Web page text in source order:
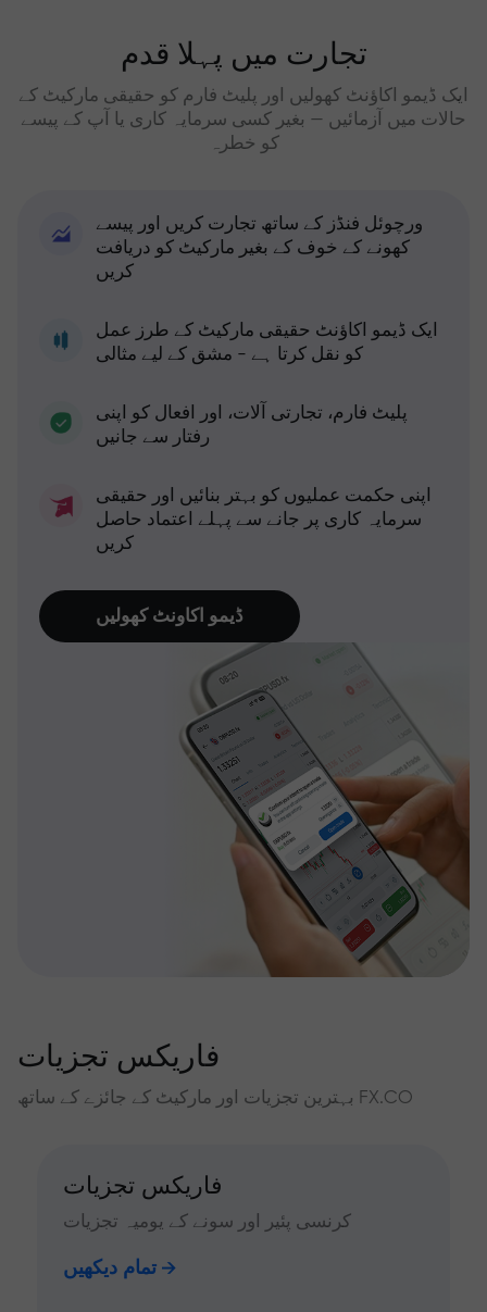
تجارت میں پہلا قدم
ایک ڈیمو اکاؤنٹ کھولیں اور پلیٹ فارم کو حقیقی مارکیٹ کے
حالات میں آزمائیں — بغیر کسی سرمایہ کاری یا آپ کے پیسے
کو خطرہ
ورچوئل فنڈز کے ساتھ تجارت کریں اور پیسے
کھونے کے خوف کے بغیر مارکیٹ کو دریافت
کریں
ایک ڈیمو اکاؤنٹ حقیقی مارکیٹ کے طرز عمل
کو نقل کرتا ہے - مشق کے لیے مثالی
پلیٹ فارم، تجارتی آلات، اور افعال کو اپنی
رفتار سے جانیں
اپنی حکمت عملیوں کو بہتر بنائیں اور حقیقی
سرمایہ کاری پر جانے سے پہلے اعتماد حاصل
کریں
ڈیمو اکاونٹ کھولیں
فاریکس تجزیات
بہترین تجزیات اور مارکیٹ کے جائزے کے ساتھ FX.CO
فاریکس تجزیات
کرنسی پئیر اور سونے کے یومیہ تجزیات
تمام دیکھیں